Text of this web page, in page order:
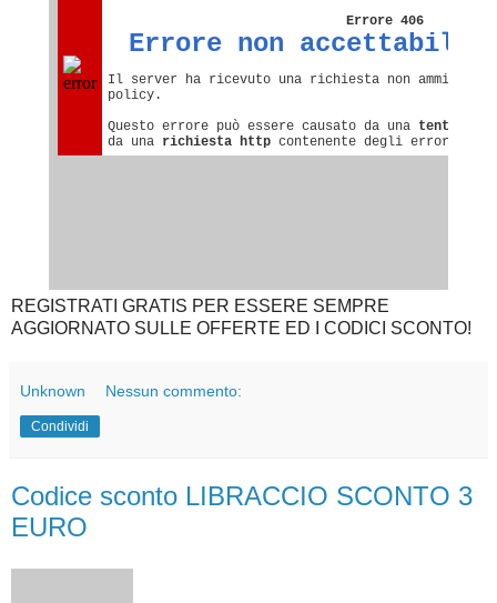
REGISTRATI GRATIS PER ESSERE SEMPRE
AGGIORNATO SULLE OFFERTE ED I CODICI SCONTO!
Unknown Nessun commento:
Condividi
Codice sconto LIBRACCIO SCONTO 3
EURO